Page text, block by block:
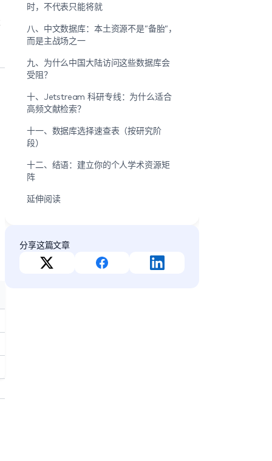
时，不代表只能将就
八、中文数据库：本土资源不是”备胎”，
而是主战场之一
九、为什么中国大陆访问这些数据库会
受阻？
十、Jetstream 科研专线：为什么适合
高频文献检索？
十一、数据库选择速查表（按研究阶
段）
十二、结语：建立你的个人学术资源矩
阵
延伸阅读
分享这篇文章